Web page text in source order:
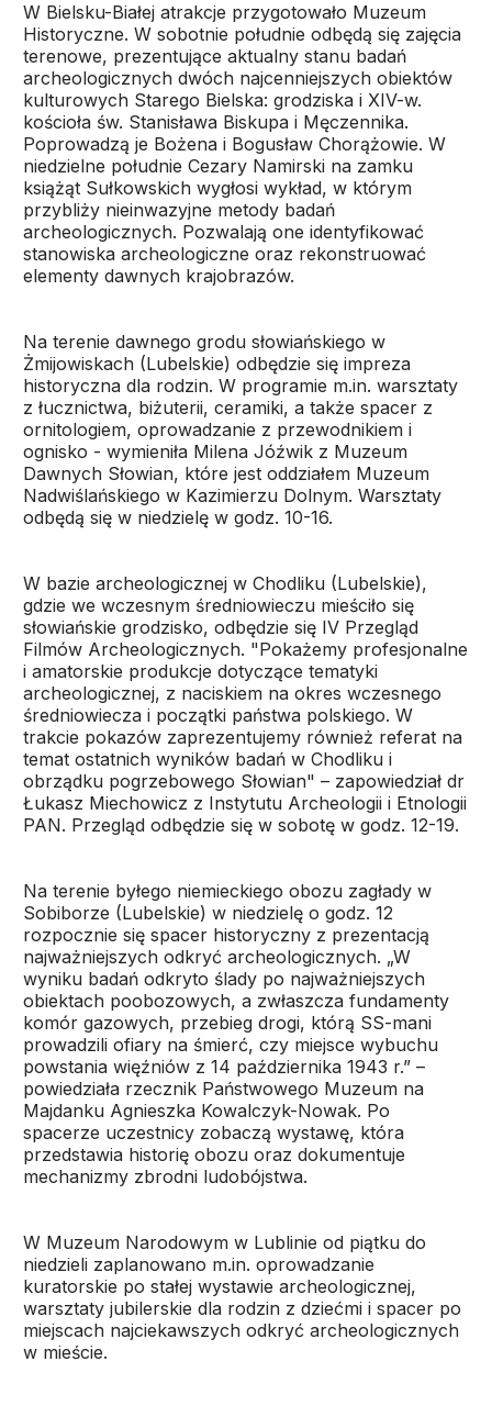
W Bielsku-Białej atrakcje przygotowało Muzeum
Historyczne. W sobotnie południe odbędą się zajęcia
terenowe, prezentujące aktualny stanu badań
archeologicznych dwóch najcenniejszych obiektów
kulturowych Starego Bielska: grodziska i XIV-w.
kościoła św. Stanisława Biskupa i Męczennika.
Poprowadzą je Bożena i Bogusław Chorążowie. W
niedzielne południe Cezary Namirski na zamku
książąt Sułkowskich wygłosi wykład, w którym
przybliży nieinwazyjne metody badań
archeologicznych. Pozwalają one identyfikować
stanowiska archeologiczne oraz rekonstruować
elementy dawnych krajobrazów.
Na terenie dawnego grodu słowiańskiego w
Żmijowiskach (Lubelskie) odbędzie się impreza
historyczna dla rodzin. W programie m.in. warsztaty
z łucznictwa, biżuterii, ceramiki, a także spacer z
ornitologiem, oprowadzanie z przewodnikiem i
ognisko - wymieniła Milena Jóźwik z Muzeum
Dawnych Słowian, które jest oddziałem Muzeum
Nadwiślańskiego w Kazimierzu Dolnym. Warsztaty
odbędą się w niedzielę w godz. 10-16.
W bazie archeologicznej w Chodliku (Lubelskie),
gdzie we wczesnym średniowieczu mieściło się
słowiańskie grodzisko, odbędzie się IV Przegląd
Filmów Archeologicznych. "Pokażemy profesjonalne
i amatorskie produkcje dotyczące tematyki
archeologicznej, z naciskiem na okres wczesnego
średniowiecza i początki państwa polskiego. W
trakcie pokazów zaprezentujemy również referat na
temat ostatnich wyników badań w Chodliku i
obrządku pogrzebowego Słowian" – zapowiedział dr
Łukasz Miechowicz z Instytutu Archeologii i Etnologii
PAN. Przegląd odbędzie się w sobotę w godz. 12-19.
Na terenie byłego niemieckiego obozu zagłady w
Sobiborze (Lubelskie) w niedzielę o godz. 12
rozpocznie się spacer historyczny z prezentacją
najważniejszych odkryć archeologicznych. „W
wyniku badań odkryto ślady po najważniejszych
obiektach poobozowych, a zwłaszcza fundamenty
komór gazowych, przebieg drogi, którą SS-mani
prowadzili ofiary na śmierć, czy miejsce wybuchu
powstania więźniów z 14 października 1943 r.” –
powiedziała rzecznik Państwowego Muzeum na
Majdanku Agnieszka Kowalczyk-Nowak. Po
spacerze uczestnicy zobaczą wystawę, która
przedstawia historię obozu oraz dokumentuje
mechanizmy zbrodni ludobójstwa.
W Muzeum Narodowym w Lublinie od piątku do
niedzieli zaplanowano m.in. oprowadzanie
kuratorskie po stałej wystawie archeologicznej,
warsztaty jubilerskie dla rodzin z dziećmi i spacer po
miejscach najciekawszych odkryć archeologicznych
w mieście.